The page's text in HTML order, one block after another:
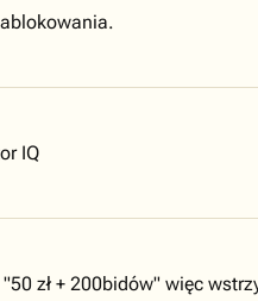
IQ
zł + 200bidów" więc